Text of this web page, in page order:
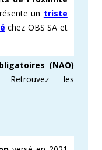
un triste
chez OBS SA et
(NAO)
Retrouvez les